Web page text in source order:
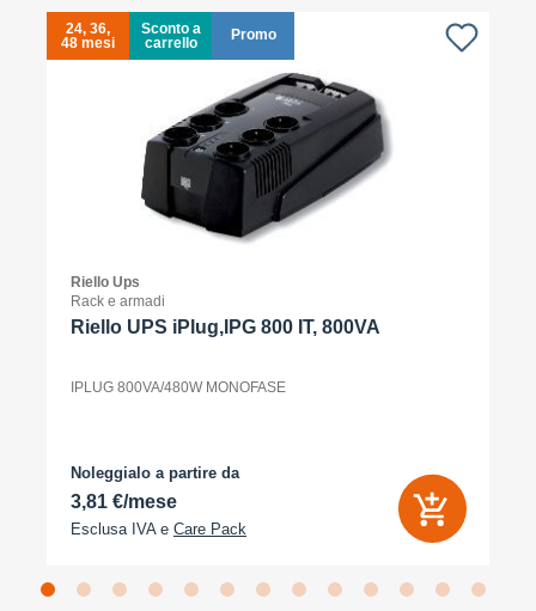
24, 36,
48 mesi
Sconto a
carrello
Promo
Riello Ups
Rack e armadi
Riello UPS iPlug,IPG 800 IT, 800VA
IPLUG 800VA/480W MONOFASE
Noleggialo a partire da
3,81 €/mese
Esclusa IVA e Care Pack